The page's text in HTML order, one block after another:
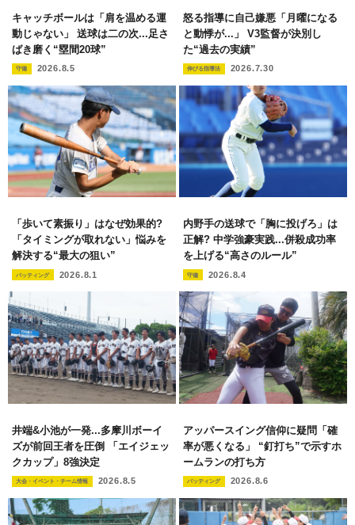
キャッチボールは「肩を温める運
動じゃない」 送球は二の次...足さ
ばき磨く“塁間20球”
守備 2026.8.5
怒る指導に自己嫌悪「月曜になる
と動悸が...」 V3監督が決別し
た“過去の実績”
伸びる指導法 2026.7.30
「歩いて素振り」はなぜ効果的?
「タイミングが取れない」悩みを
解決する“最大の狙い”
バッティング 2026.8.1
内野手の送球で「胸に投げろ」は
正解? 中学強豪実践...併殺成功率
を上げる“高さのルール”
守備 2026.8.4
井端&小池が一発...多摩川ボーイ
ズが前回王者を圧倒 「エイジェッ
クカップ」8強決定
大会・イベント・チーム情報 2026.8.5
アッパースイング信仰に疑問「確
率が悪くなる」 “釘打ち”で示すホ
ームランの打ち方
バッティング 2026.8.6